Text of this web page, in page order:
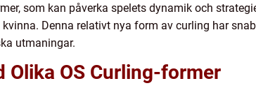
som kan påverka spelets dynamik och
Denna relativt nya form av curling har
utmaningar.
Olika OS Curling-former